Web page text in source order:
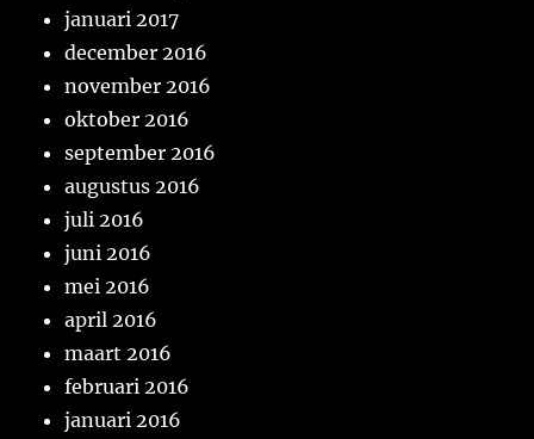
januari 2017
december 2016
november 2016
oktober 2016
september 2016
augustus 2016
juli 2016
juni 2016
mei 2016
april 2016
maart 2016
februari 2016
januari 2016